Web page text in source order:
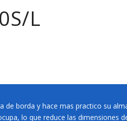
L
de borda y hace mas practico su
lo que reduce las dimensiones